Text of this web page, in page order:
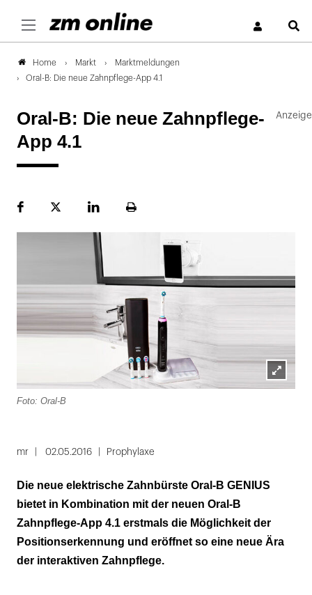
Home Markt
Marktmeldungen
Oral-B: Die neue Zahnpflege-App 4.1
Oral-B: Die neue Zahnpflege-
App 4.1
FacebookPlattformLinekdInSeite
Lightbox
Foto: Oral-B
mr 02.05.2016 Prophylaxe
Die neue elektrische Zahnbürste Oral-B GENIUS
bietet in Kombination mit der neuen Oral-B
Zahnpflege-App 4.1 erstmals die Möglichkeit der
Positionserkennung und eröffnet so eine neue Ära
der interaktiven Zahnpflege.